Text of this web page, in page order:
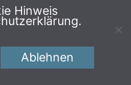
Hinweis
.
Ablehnen